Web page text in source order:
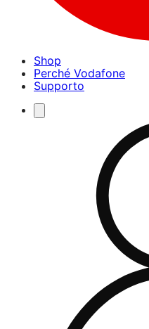
Shop
Perché Vodafone
Supporto